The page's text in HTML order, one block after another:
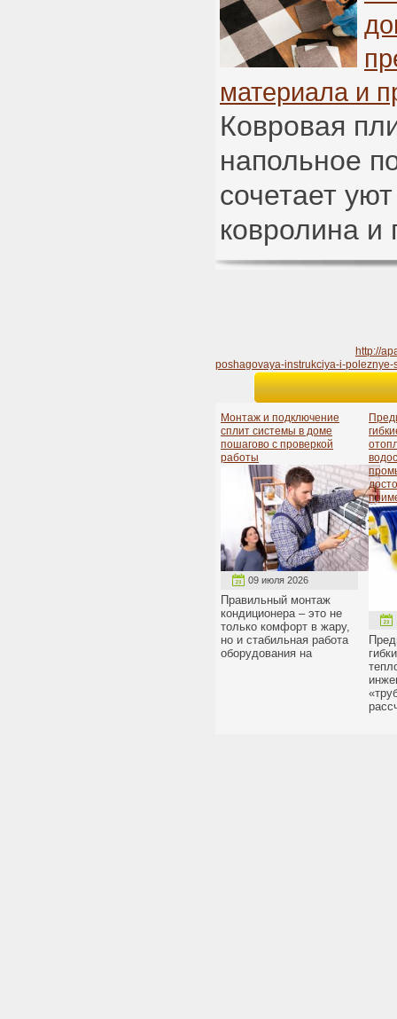
материала и
Ковровая
напольное
сочетает
ковролина и
http://
poshagovaya-instrukciya-i-poleznye-
Монтаж и подключение
сплит системы в доме
пошагово с проверкой
работы
09 июля 2026
Правильный монтаж
кондиционера – это не
только комфорт в жару,
но и стабильная работа
оборудования на